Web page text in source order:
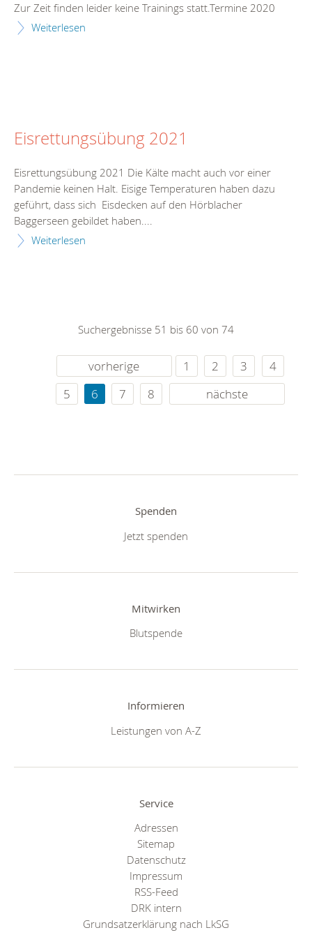
Zur Zeit finden leider keine Trainings statt.Termine 2020
Weiterlesen
Eisrettungsübung 2021
Eisrettungsübung 2021 Die Kälte macht auch vor einer
Pandemie keinen Halt. Eisige Temperaturen haben dazu
geführt, dass sich Eisdecken auf den Hörblacher
Baggerseen gebildet haben....
Weiterlesen
Suchergebnisse 51 bis 60 von 74
vorherige 1 2 3
4
5
6 7 8 nächste
Spenden
Jetzt spenden
Mitwirken
Blutspende
Informieren
Leistungen von A-Z
Service
Adressen
Sitemap
Datenschutz
Impressum
RSS-Feed
DRK intern
Grundsatzerklärung nach LkSG